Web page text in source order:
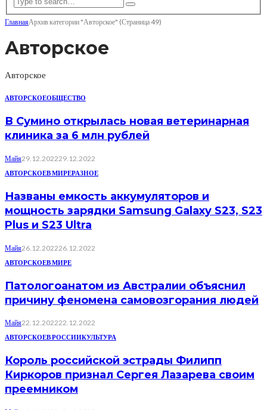
ГлавнаяАрхив категории "Авторское" (Страница 49)
Авторское
Авторское
АВТОРСКОЕОБЩЕСТВО
В Сумино открылась новая ветеринарная
клиника за 6 млн рублей
Майя29.12.202229.12.2022
АВТОРСКОЕВ МИРЕРАЗНОЕ
Названы емкость аккумуляторов и
мощность зарядки Samsung Galaxy S23, S23
Plus и S23 Ultra
Майя26.12.202226.12.2022
АВТОРСКОЕВ МИРЕ
Патологоанатом из Австралии объяснил
причину феномена самовозгорания людей
Майя22.12.202222.12.2022
АВТОРСКОЕВ РОССИИКУЛЬТУРА
Король российской эстрады Филипп
Киркоров признал Сергея Лазарева своим
преемником